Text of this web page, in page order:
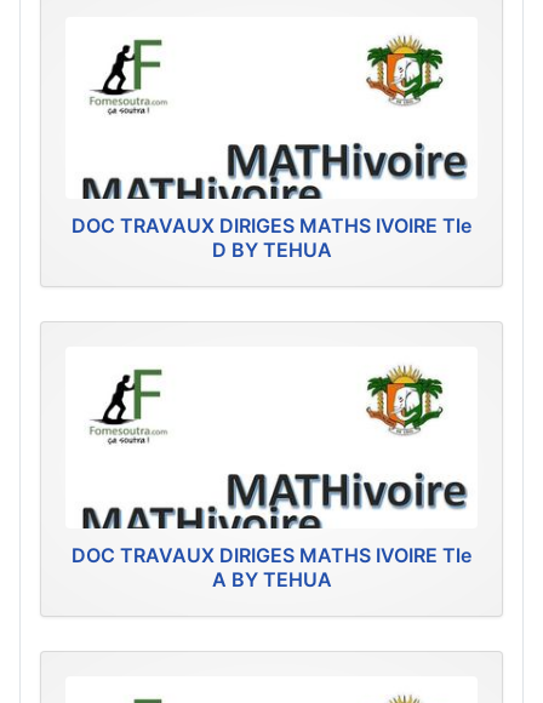
DOC TRAVAUX DIRIGES MATHS IVOIRE Tle
D BY TEHUA
DOC TRAVAUX DIRIGES MATHS IVOIRE Tle
A BY TEHUA